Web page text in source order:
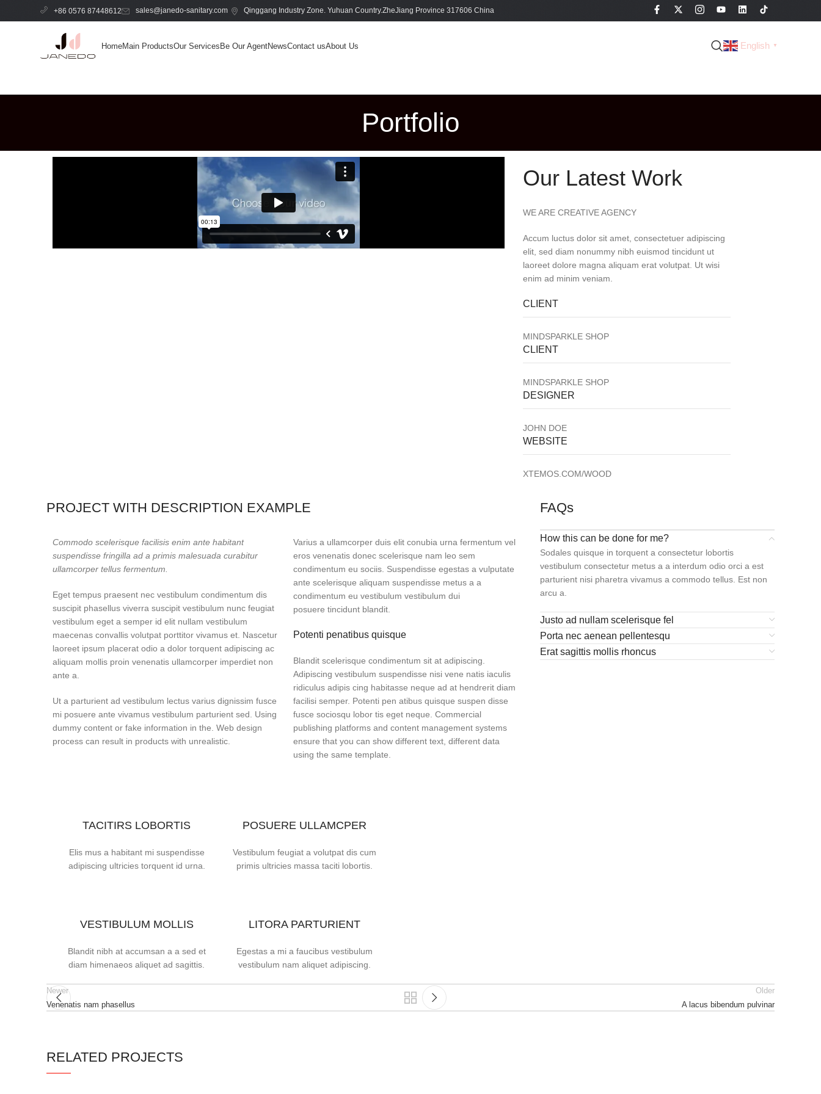
+86 0576 87448612 sales@janedo-sanitary.com Qinggang Industry Zone. Yuhuan Country.ZheJiang Province 317606 China
HomeMain ProductsOur ServicesBe Our AgentNewsContact usAbout Us English ▼
Portfolio
Our Latest Work
WE ARE CREATIVE AGENCY
Accum luctus dolor sit amet, consectetuer adipiscing
elit, sed diam nonummy nibh euismod tincidunt ut
laoreet dolore magna aliquam erat volutpat. Ut wisi
enim ad minim veniam.
CLIENT
MINDSPARKLE SHOP
CLIENT
MINDSPARKLE SHOP
DESIGNER
JOHN DOE
WEBSITE
XTEMOS.COM/WOOD
PROJECT WITH DESCRIPTION EXAMPLE
Commodo scelerisque facilisis enim ante habitant
suspendisse fringilla ad a primis malesuada curabitur
ullamcorper tellus fermentum.
Eget tempus praesent nec vestibulum condimentum dis
suscipit phasellus viverra suscipit vestibulum nunc feugiat
vestibulum eget a semper id elit nullam vestibulum
maecenas convallis volutpat porttitor vivamus et. Nascetur
laoreet ipsum placerat odio a dolor torquent adipiscing ac
aliquam mollis proin venenatis ullamcorper imperdiet non
ante a.
Ut a parturient ad vestibulum lectus varius dignissim fusce
mi posuere ante vivamus vestibulum parturient sed. Using
dummy content or fake information in the. Web design
process can result in products with unrealistic.
Varius a ullamcorper duis elit conubia urna fermentum vel
eros venenatis donec scelerisque nam leo sem
condimentum eu sociis. Suspendisse egestas a vulputate
ante scelerisque aliquam suspendisse metus a a
condimentum eu vestibulum vestibulum dui
posuere tincidunt blandit.
Potenti penatibus quisque
Blandit scelerisque condimentum sit at adipiscing.
Adipiscing vestibulum suspendisse nisi vene natis iaculis
ridiculus adipis cing habitasse neque ad at hendrerit diam
facilisi semper. Potenti pen atibus quisque suspen disse
fusce sociosqu lobor tis eget neque. Commercial
publishing platforms and content management systems
ensure that you can show different text, different data
using the same template.
FAQs
How this can be done for me?
Sodales quisque in torquent a consectetur lobortis
vestibulum consectetur metus a a interdum odio orci a est
parturient nisi pharetra vivamus a commodo tellus. Est non
arcu a.
Justo ad nullam scelerisque fel
Porta nec aenean pellentesqu
Erat sagittis mollis rhoncus
TACITIRS LOBORTIS
Elis mus a habitant mi suspendisse
adipiscing ultricies torquent id urna.
VESTIBULUM MOLLIS
Blandit nibh at accumsan a a sed et
diam himenaeos aliquet ad sagittis.
POSUERE ULLAMCPER
Vestibulum feugiat a volutpat dis cum
primis ultricies massa taciti lobortis.
LITORA PARTURIENT
Egestas a mi a faucibus vestibulum
vestibulum nam aliquet adipiscing.
Newer
Venenatis nam phasellus
Older
A lacus bibendum pulvinar
RELATED PROJECTS